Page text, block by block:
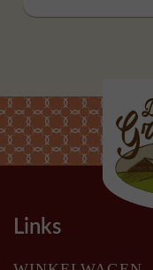
Links